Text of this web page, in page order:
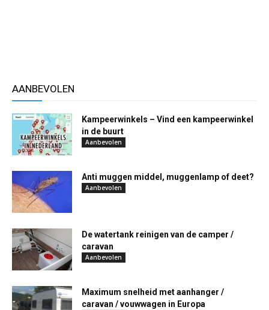
AANBEVOLEN
Kampeerwinkels – Vind een kampeerwinkel
in de buurt
Aanbevolen
Anti muggen middel, muggenlamp of deet?
Aanbevolen
De watertank reinigen van de camper /
caravan
Aanbevolen
Maximum snelheid met aanhanger /
caravan / vouwwagen in Europa